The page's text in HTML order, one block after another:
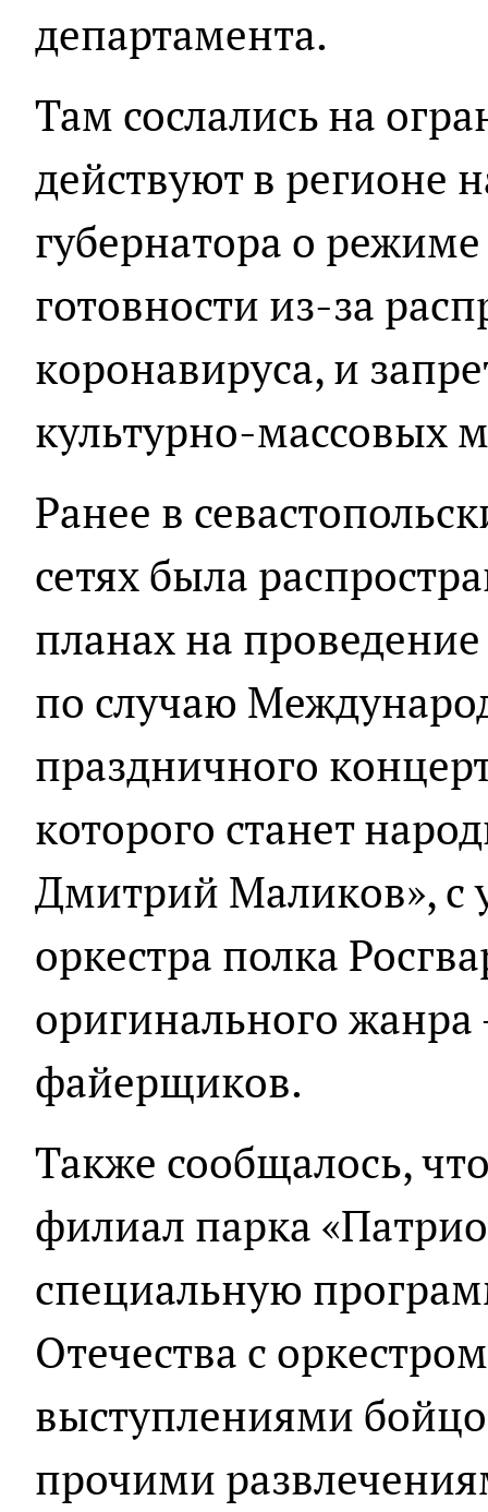
департамента.
Там сослались на
действуют в регионе
губернатора о
готовности из-за
коронавируса, и
культурно-массовых
Ранее в
сетях была
планах на
по случаю
праздничного
которого станет
Дмитрий Маликов», с
оркестра полка
оригинального
файерщиков.
Также сообщалось,
филиал парка
специальную
Отечества с
выступлениями
прочими